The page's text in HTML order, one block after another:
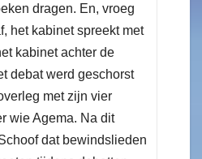
dragen. En, vroeg
het kabinet spreekt met
kabinet achter de
debat werd geschorst
met zijn vier
wie Agema. Na dit
dat bewindslieden